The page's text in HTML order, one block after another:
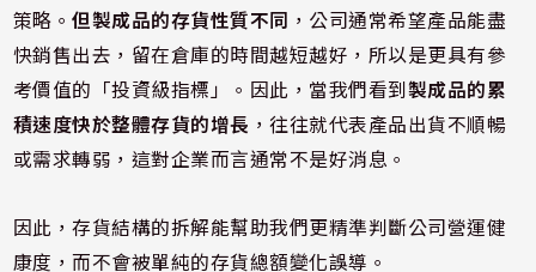
策略。但製成品的存貨性質不同 ，公司通常希望產品能盡
快銷售出去，留在倉庫的時間越短越好，所以是更具有參
考價值的「投資級指標」。因此，當我們看到製成品的累
積速度快於整體存貨的增長 ，往往就代表產品出貨不順暢
或需求轉弱，這對企業而言通常不是好消息。
因此，存貨結構的拆解能幫助我們更精準判斷公司營運健
康度，而不會被單純的存貨總額變化誤導。